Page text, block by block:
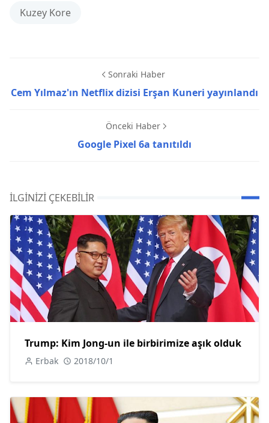
Kuzey Kore
Sonraki Haber
Cem Yılmaz'ın Netflix dizisi Erşan Kuneri yayınlandı
Önceki Haber
Google Pixel 6a tanıtıldı
İLGINIZI ÇEKEBILIR
Trump: Kim Jong-un ile birbirimize aşık olduk
Erbak 2018/10/1